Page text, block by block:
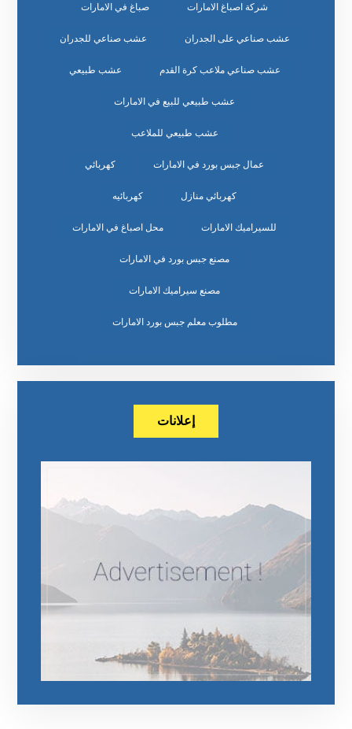
شركة اصباغ الامارات صباغ في الامارات
عشب صناعي على الجدران عشب صناعي للجدران
عشب صناعي ملاعب كرة القدم عشب طبيعي
عشب طبيعي للبيع في الامارات
عشب طبيعي للملاعب
عمال جبس بورد في الامارات كهربائي
كهربائي منازل كهربائيه
للسيراميك الامارات محل اصباغ في الامارات
مصنع جبس بورد في الامارات
مصنع سيراميك الامارات
مطلوب معلم جبس بورد الامارات
إعلانات